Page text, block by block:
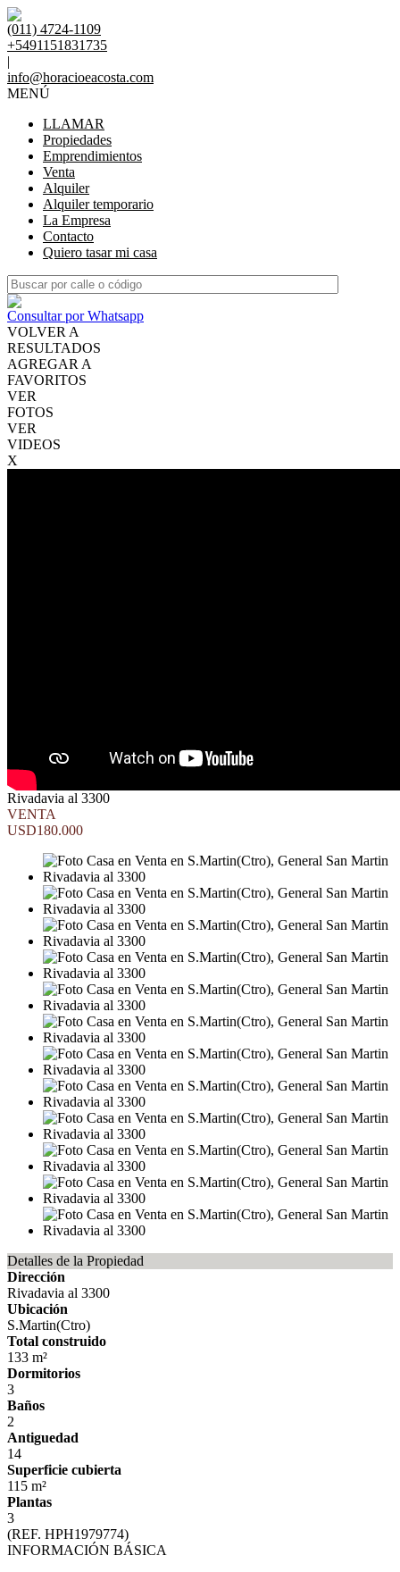
(011) 4724-1109
+5491151831735
|
info@horacioeacosta.com
MENÚ
LLAMAR
Propiedades
Emprendimientos
Venta
Alquiler
Alquiler temporario
La Empresa
Contacto
Quiero tasar mi casa
Consultar por Whatsapp
VOLVER A
RESULTADOS
AGREGAR A
FAVORITOS
VER
FOTOS
VER
VIDEOS
X
Rivadavia al 3300
VENTA
USD180.000
Detalles de la Propiedad
Dirección
Rivadavia al 3300
Ubicación
S.Martin(Ctro)
Total construido
133 m²
Dormitorios
3
Baños
2
Antiguedad
14
Superficie cubierta
115 m²
Plantas
3
(REF. HPH1979774)
INFORMACIÓN BÁSICA